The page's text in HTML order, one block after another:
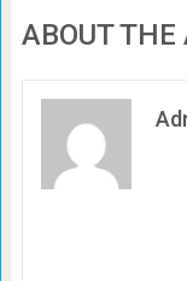
ABOUT THE